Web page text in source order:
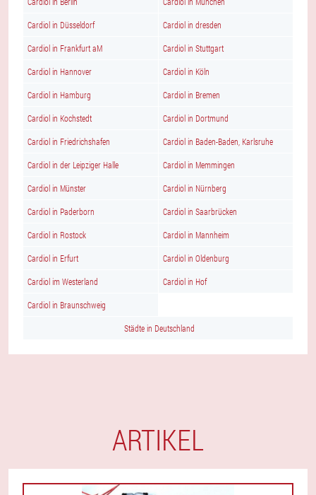
Cardiol in Düsseldorf Cardiol in dresden
Cardiol in Frankfurt aM Cardiol in Stuttgart
Cardiol in Hannover Cardiol in Köln
Cardiol in Hamburg Cardiol in Bremen
Cardiol in Kochstedt Cardiol in Dortmund
Cardiol in Friedrichshafen Cardiol in Baden-Baden, Karlsruhe
Cardiol in der Leipziger Halle Cardiol in Memmingen
Cardiol in Münster Cardiol in Nürnberg
Cardiol in Paderborn Cardiol in Saarbrücken
Cardiol in Rostock Cardiol in Mannheim
Cardiol in Erfurt Cardiol in Oldenburg
Cardiol im Westerland Cardiol in Hof
Cardiol in Braunschweig
Städte in Deutschland
ARTIKEL